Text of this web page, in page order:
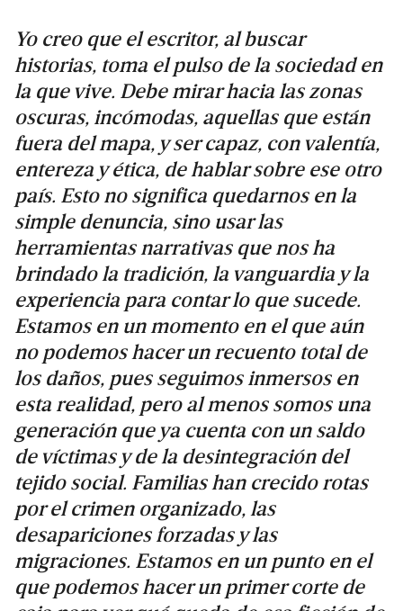
Yo creo que el escritor, al buscar
historias, toma el pulso de la sociedad en
la que vive. Debe mirar hacia las zonas
oscuras, incómodas, aquellas que están
fuera del mapa, y ser capaz, con valentía,
entereza y ética, de hablar sobre ese otro
país. Esto no significa quedarnos en la
simple denuncia, sino usar las
herramientas narrativas que nos ha
brindado la tradición, la vanguardia y la
experiencia para contar lo que sucede.
Estamos en un momento en el que aún
no podemos hacer un recuento total de
los daños, pues seguimos inmersos en
esta realidad, pero al menos somos una
generación que ya cuenta con un saldo
de víctimas y de la desintegración del
tejido social. Familias han crecido rotas
por el crimen organizado, las
desapariciones forzadas y las
migraciones. Estamos en un punto en el
que podemos hacer un primer corte de